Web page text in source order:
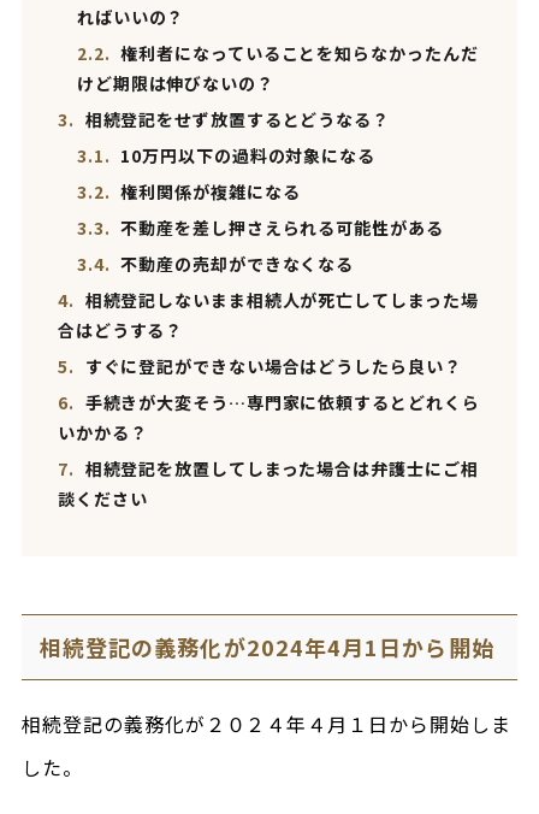
ればいいの？
2.2. 権利者になっていることを知らなかったんだ
けど期限は伸びないの？
3. 相続登記をせず放置するとどうなる？
3.1. 10万円以下の過料の対象になる
3.2. 権利関係が複雑になる
3.3. 不動産を差し押さえられる可能性がある
3.4. 不動産の売却ができなくなる
4. 相続登記しないまま相続人が死亡してしまった場
合はどうする？
5. すぐに登記ができない場合はどうしたら良い？
6. 手続きが大変そう…専門家に依頼するとどれくら
いかかる？
7. 相続登記を放置してしまった場合は弁護士にご相
談ください
相続登記の義務化が2024年4月1日から開始
相続登記の義務化が２０２４年４月１日から開始しま
した。